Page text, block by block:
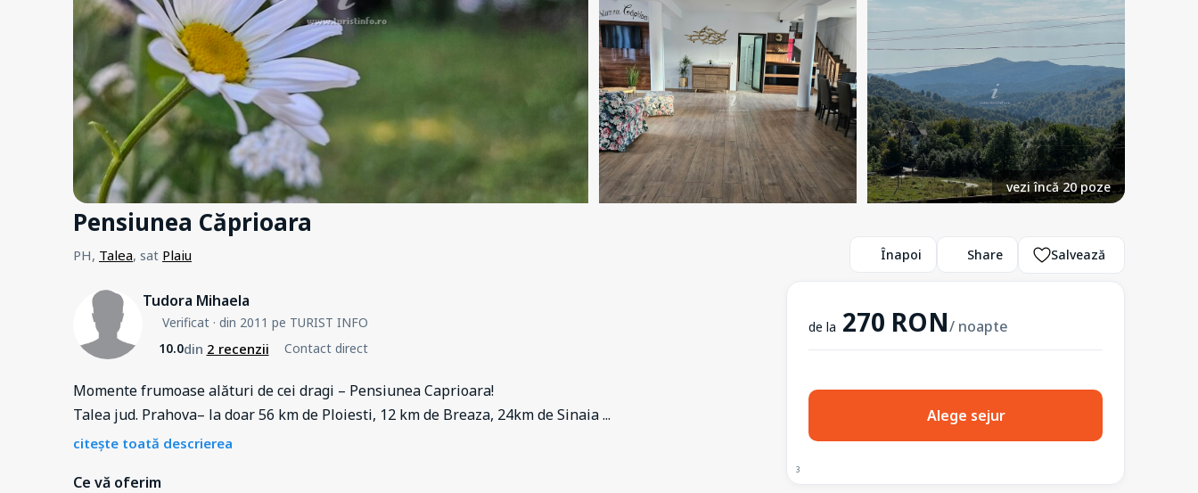
vezi încă 20 poze
Pensiunea Căprioara
PH, Talea, sat Plaiu Înapoi Share Salvează
Tudora Mihaela
Verificat· din 2011 pe TURIST INFO
10.0din 2 recenzii Contact direct
Momente frumoase alături de cei dragi – Pensiunea Caprioara!
Talea jud. Prahova– la doar 56 km de Ploiesti, 12 km de Breaza, 24km de Sinaia...
citește toată descrierea
Ce vă oferim
de la 270 RON/ noapte
Alege sejur
3